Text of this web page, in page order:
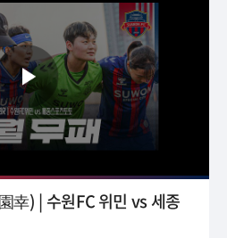
幸) | 수원FC 위민 vs 세종